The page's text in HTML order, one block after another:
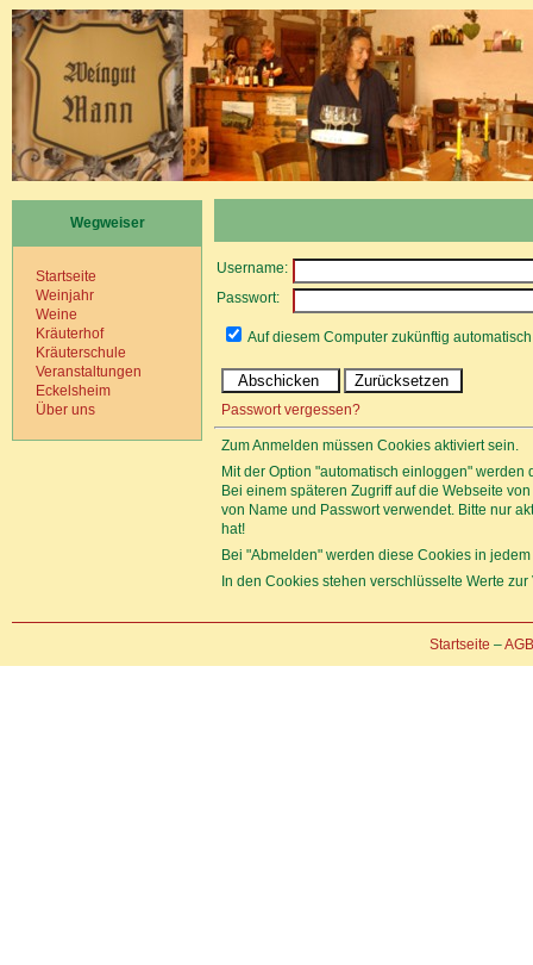
Wegweiser
Startseite
Weinjahr
Weine
Kräuterhof
Kräuterschule
Veranstaltungen
Eckelsheim
Über uns
Username:
Passwort:
Auf diesem Computer zukünftig
Passwort vergessen?
Zum Anmelden müssen Cookies aktiviert sein.
Mit der Option "automatisch einloggen"
Bei einem späteren Zugriff auf die Webseite
von Name und Passwort verwendet. Bitte nur
hat!
Bei "Abmelden" werden diese Cookies in
In den Cookies stehen verschlüsselte Werte
Startseite –AGB